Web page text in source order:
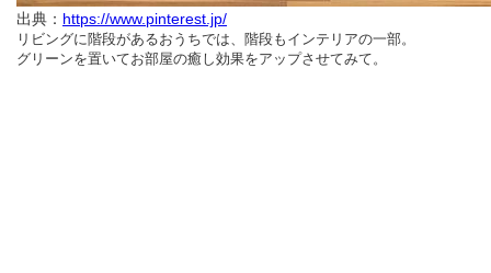
出典： https://www.pinterest.jp/
リビングに階段があるおうちでは、階段もインテリアの一部。
グリーンを置いてお部屋の癒し効果をアップさせてみて。